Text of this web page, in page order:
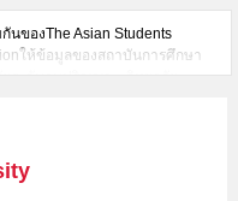
นของThe Asian Students
ให้ข้อมูลของสถาบันการศึกษา
ระดับอนุปริญญา・วิทยาลัย
หรือLifelong Learning
Sport เป็นต้น,ข้อมูลของแต่ละ
จำนวนคนที่รับสมัครหรือจำนวน